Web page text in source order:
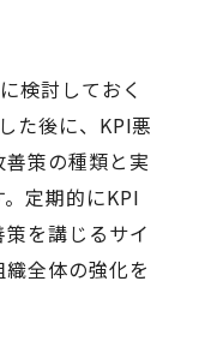
検討しておく
た後に、KPI悪
策の種類と実
定期的にKPI
を講じるサイ
全体の強化を